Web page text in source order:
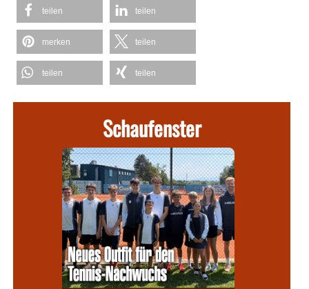
teilen teilen
merken teilen
teilen teilen
Schaufenster